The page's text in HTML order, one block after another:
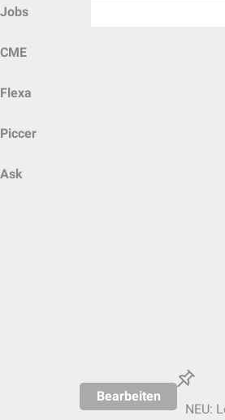
Jobs
CME
Flexa
Piccer
Ask
Bearbeiten
NEU: